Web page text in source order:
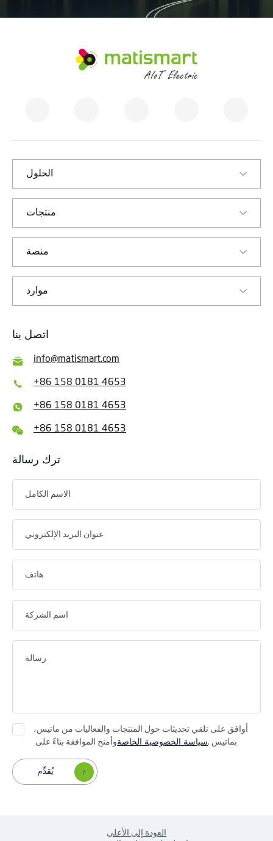
ر
الحلول
منتجات
منصة
موارد
اتصل بنا
info@matismart.com
+86 158 0181 4653
+86 158 0181 4653
+86 158 0181 4653
ترك رسالة
أوافق على تلقي تحديثات حول المنتجات والفعاليات من ماتيس،
وأمنح الموافقة بناءً علىسياسة الخصوصية الخاصةبماتيس .
يُقدِّم
العودة إلى الأعلى